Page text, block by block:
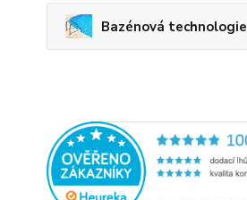
Bazénová technologie